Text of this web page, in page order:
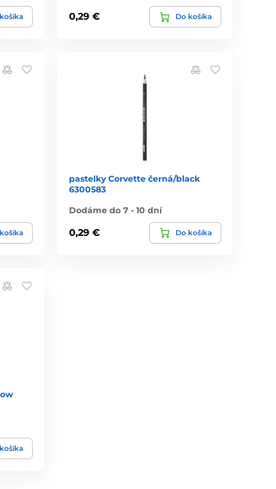
0,29 € Do košíka
pastelky Corvette černá/black
6300583
Dodáme do 7 - 10 dní
0,29 € Do košíka